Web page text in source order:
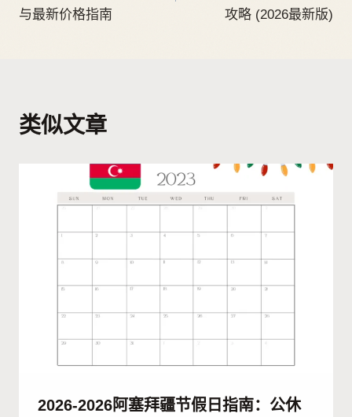
与最新价格指南
攻略 (2026最新版)
类似文章
2026-2026阿塞拜疆节假日指南：公休